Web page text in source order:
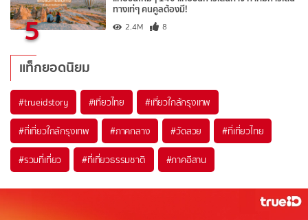
5 ทางเท่ๆ คนคูลต้องมี!
2.4M 8
แท็กยอดนิยม
#trueidstory #เที่ยวไทย #เที่ยวใกล้กรุงเทพ
#ที่เที่ยวใกล้กรุงเทพ #ภาคกลาง #วัดสวย #ที่เที่ยวไทย
#รวมที่เที่ยว #ที่เที่ยวธรรมชาติ #ภาคอีสาน